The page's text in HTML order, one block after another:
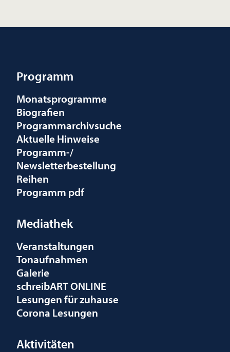
Programm
Monatsprogramme
Biografien
Programmarchivsuche
Aktuelle Hinweise
Programm-/
Newsletterbestellung
Reihen
Programm pdf
Mediathek
Veranstaltungen
Tonaufnahmen
Galerie
schreibART ONLINE
Lesungen für zuhause
Corona Lesungen
Aktivitäten